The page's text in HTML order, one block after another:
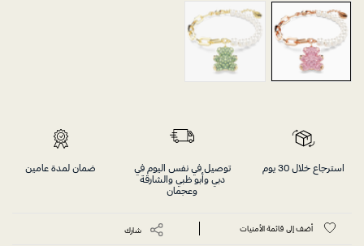
استرجاع خلال 30 يوم
توصيل في نفس اليوم في
دبي وأبو ظبي والشارقة
وعجمان
ضمان لمدة عامين
أضف إلى قائمة الأمنيات شارك